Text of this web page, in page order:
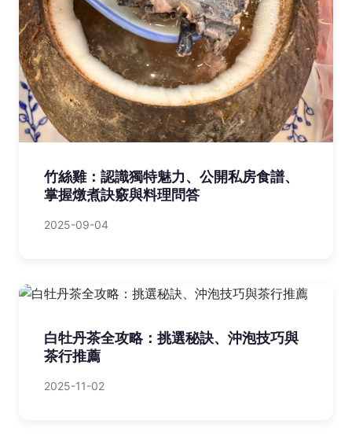
竹絲雞：認識獨特魅力、公開私房食譜、
掌握燉煮訣竅與料理問答
2025-09-04
白牡丹茶全攻略：挑選秘訣、沖泡技巧與
茶行推薦
2025-11-02